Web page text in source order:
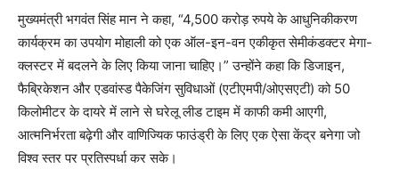
मुख्यमंत्री भगवंत सिंह मान ने कहा, “4,500 करोड़ रुपये के आधुनिकीकरण
कार्यक्रम का उपयोग मोहाली को एक ऑल-इन-वन एकीकृत सेमीकंडक्टर मेगा-
क्लस्टर में बदलने के लिए किया जाना चाहिए।” उन्होंने कहा कि डिजाइन,
फैब्रिकेशन और एडवांस्ड पैकेजिंग सुविधाओं (एटीएमपी/ओएसएटी) को 50
किलोमीटर के दायरे में लाने से घरेलू लीड टाइम में काफी कमी आएगी,
आत्मनिर्भरता बढ़ेगी और वाणिज्यिक फाउंड्री के लिए एक ऐसा केंद्र बनेगा जो
विश्व स्तर पर प्रतिस्पर्धा कर सके।